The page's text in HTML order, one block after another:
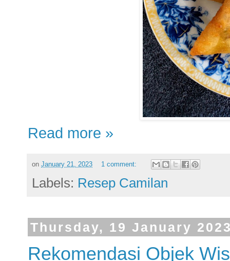
Read more »
on January 21, 2023 1 comment:
Labels: Resep Camilan
Thursday, 19 January
Rekomendasi Objek